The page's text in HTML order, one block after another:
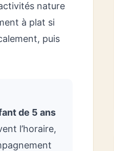
nature
à plat si
puis
de 5 ans
l’horaire,